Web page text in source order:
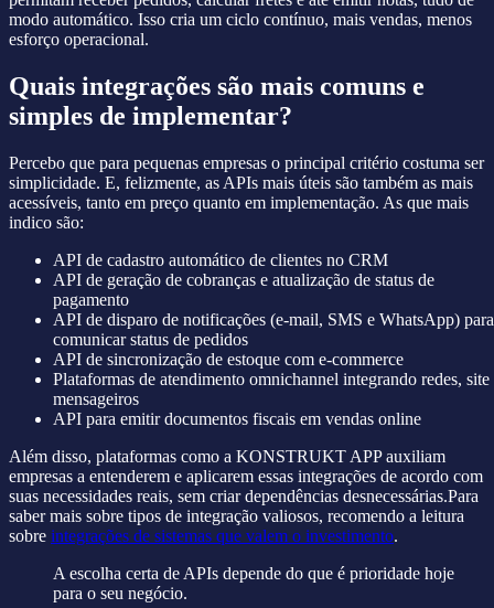
modo automático. Isso cria um ciclo contínuo, mais vendas, menos
esforço operacional.
Quais integrações são mais comuns e
simples de implementar?
Percebo que para pequenas empresas o principal critério costuma ser
simplicidade. E, felizmente, as APIs mais úteis são também as mais
acessíveis, tanto em preço quanto em implementação. As que mais
indico são:
API de cadastro automático de clientes no CRM
API de geração de cobranças e atualização de status de
pagamento
API de disparo de notificações (e-mail, SMS e WhatsApp) para
comunicar status de pedidos
API de sincronização de estoque com e-commerce
Plataformas de atendimento omnichannel integrando redes, site
mensageiros
API para emitir documentos fiscais em vendas online
Além disso, plataformas como a KONSTRUKT APP auxiliam
empresas a entenderem e aplicarem essas integrações de acordo com
suas necessidades reais, sem criar dependências desnecessárias.Para
saber mais sobre tipos de integração valiosos, recomendo a leitura
sobre integrações de sistemas que valem o investimento.
A escolha certa de APIs depende do que é prioridade hoje
para o seu negócio.